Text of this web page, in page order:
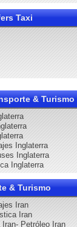
Taxi
& Turismo
Inglaterra
Inglaterra
Inglaterra
& Turismo
Iran
Iran
Petróleo Iran